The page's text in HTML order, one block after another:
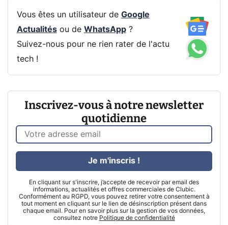
Vous êtes un utilisateur de Google
Actualitésou de WhatsApp?
Suivez-nous pour ne rien rater de l'actu
tech !
Inscrivez-vous à notre newsletter
quotidienne
En cliquant sur s'inscrire, j’accepte de recevoir par email des
informations, actualités et offres commerciales de Clubic.
Conformément au RGPD, vous pouvez retirer votre consentement à
tout moment en cliquant sur le lien de désinscription présent dans
chaque email. Pour en savoir plus sur la gestion de vos données,
consultez notre Politique de confidentialité
Je m'inscris !